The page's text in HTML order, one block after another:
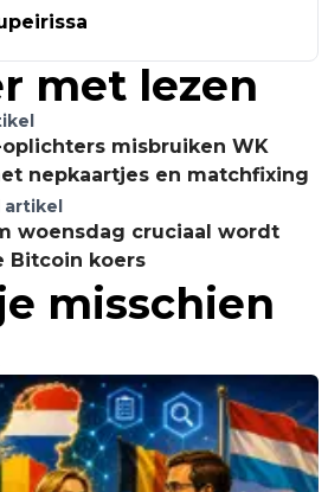
met lezen
misbruiken WK
nepkaartjes en matchfixing
artikel
woensdag cruciaal wordt
Bitcoin koers
misschien